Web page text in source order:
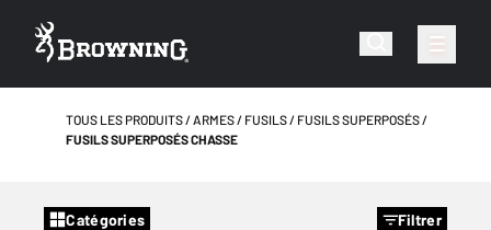
TOUS LES PRODUITS ARMES FUSILS
FUSILS SUPERPOSÉS
FUSILS SUPERPOSÉS CHASSE
Catégories Filtrer